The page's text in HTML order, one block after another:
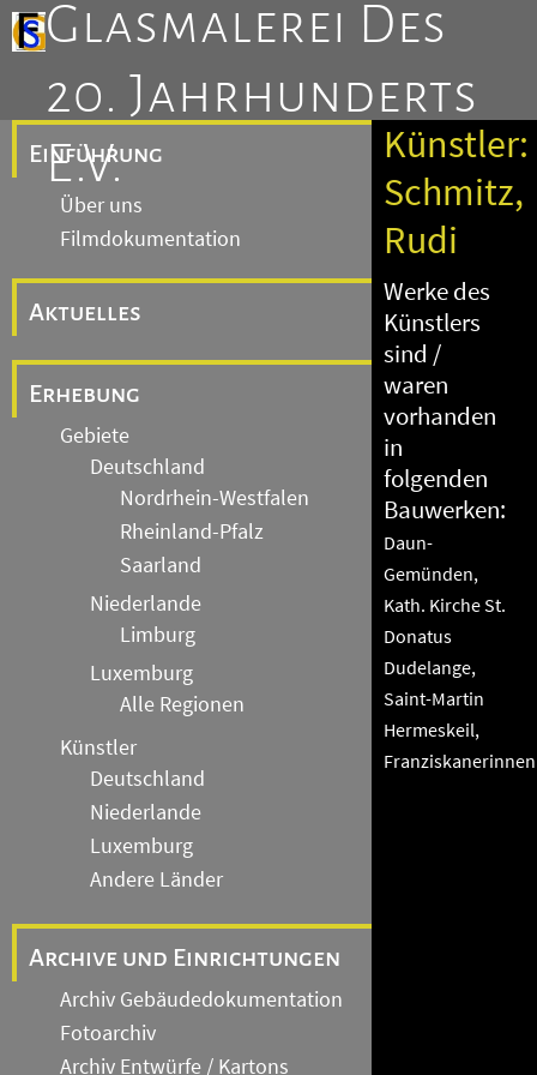
Glasmalerei Des
20. Jahrhunderts
E.V.
Einführung
Über uns
Filmdokumentation
Aktuelles
Erhebung
Gebiete
Deutschland
Nordrhein-Westfalen
Rheinland-Pfalz
Saarland
Niederlande
Limburg
Luxemburg
Alle Regionen
Künstler
Deutschland
Niederlande
Luxemburg
Andere Länder
Archive und Einrichtungen
Archiv Gebäudedokumentation
Fotoarchiv
Archiv Entwürfe / Kartons
Künstler:
Schmitz,
Rudi
Werke des
Künstlers
sind /
waren
vorhanden
in
folgenden
Bauwerken:
Daun-
Gemünden,
Kath. Kirche St.
Donatus
Dudelange,
Saint-Martin
Hermeskeil,